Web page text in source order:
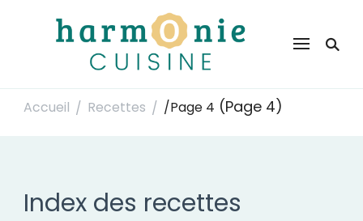
Harmonie Cuisine
Accueil / Recettes / /Page 4 (Page 4)
Index des recettes